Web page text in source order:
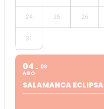
24 25 26
31
04
AGO
08
SALAMANCA ECLIPSA